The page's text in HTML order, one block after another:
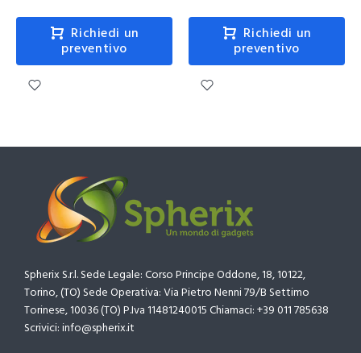
Richiedi un
preventivo
Richiedi un
preventivo
Spherix S.r.l. Sede Legale: Corso Principe Oddone, 18, 10122,
Torino, (TO) Sede Operativa: Via Pietro Nenni 79/B Settimo
Torinese, 10036 (TO) P.Iva 11481240015 Chiamaci: +39 011 785638
Scrivici: info@spherix.it